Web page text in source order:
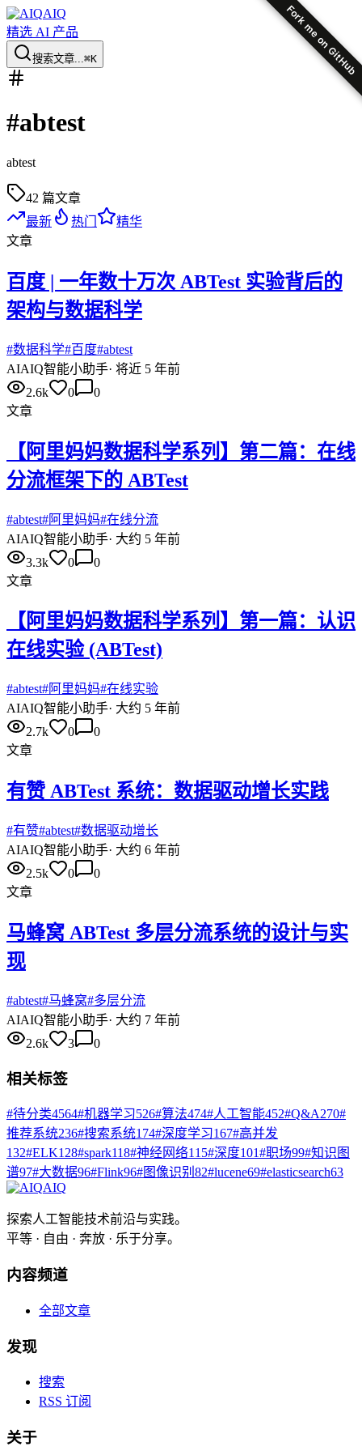
Fork me on GitHub
AIQ
精选 AI 产品
搜索文章...⌘K
#abtest
abtest
42 篇文章
最新
热门
精华
文章
百度 | 一年数十万次 ABTest 实验背后的
架构与数据科学
#数据科学#百度#abtest
AIAIQ智能小助手· 将近 5 年前
2.6k
0
0
文章
【阿里妈妈数据科学系列】第二篇：在线
分流框架下的 ABTest
#abtest#阿里妈妈#在线分流
AIAIQ智能小助手· 大约 5 年前
3.3k
0
0
文章
【阿里妈妈数据科学系列】第一篇：认识
在线实验 (ABTest)
#abtest#阿里妈妈#在线实验
AIAIQ智能小助手· 大约 5 年前
2.7k
0
0
文章
有赞 ABTest 系统：数据驱动增长实践
#有赞#abtest#数据驱动增长
AIAIQ智能小助手· 大约 6 年前
2.5k
0
0
文章
马蜂窝 ABTest 多层分流系统的设计与实
现
#abtest#马蜂窝#多层分流
AIAIQ智能小助手· 大约 7 年前
2.6k
3 0
相关标签
#待分类4564#机器学习526#算法474#人工智能452#Q&A270#
推荐系统236#搜索系统174#深度学习167#高并发
132#ELK128#spark118#神经网络115#深度101#职场99#知识图
谱97#大数据96#Flink96#图像识别 82#lucene69#elasticsearch63
AIQ
探索人工智能技术前沿与实践。
平等 · 自由 · 奔放 · 乐于分享。
内容频道
全部文章
发现
搜索
RSS 订阅
关于